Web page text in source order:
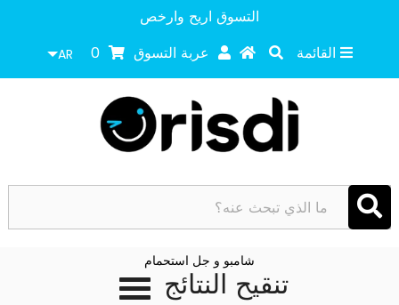
التسوق اريح وارخص
القائمة
عربة التسوق 0
AR
شامبو و جل استحمام
تنقيح النتائج